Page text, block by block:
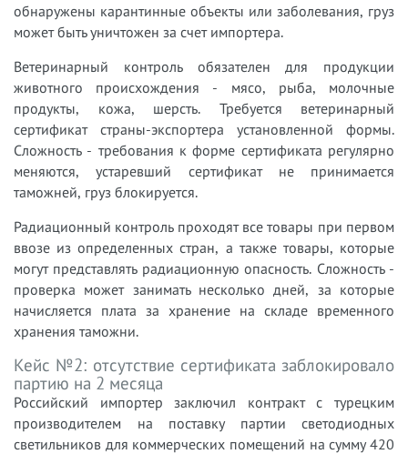
обнаружены карантинные объекты или заболевания, груз
может быть уничтожен за счет импортера.
Ветеринарный контроль обязателен для продукции
животного происхождения - мясо, рыба, молочные
продукты, кожа, шерсть. Требуется ветеринарный
сертификат страны-экспортера установленной формы.
Сложность - требования к форме сертификата регулярно
меняются, устаревший сертификат не принимается
таможней, груз блокируется.
Радиационный контроль проходят все товары при первом
ввозе из определенных стран, а также товары, которые
могут представлять радиационную опасность. Сложность -
проверка может занимать несколько дней, за которые
начисляется плата за хранение на складе временного
хранения таможни.
Кейс №2: отсутствие сертификата заблокировало
партию на 2 месяца
Российский импортер заключил контракт с турецким
производителем на поставку партии светодиодных
светильников для коммерческих помещений на сумму 420